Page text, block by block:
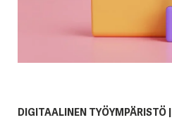
DIGITAALINEN TYÖYMPÄRISTÖ|